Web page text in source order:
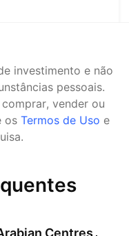
investimento e não
pessoais.
vender ou
os Termos de Uso e
Centres